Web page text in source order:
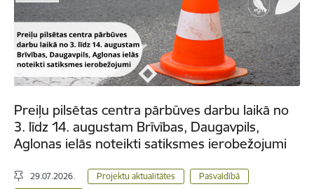
Preiļu pilsētas centra pārbūves darbu laikā no
3. līdz 14. augustam Brīvības, Daugavpils,
Aglonas ielās noteikti satiksmes ierobežojumi
29.07.2026. Projektu aktualitātes
Pašvaldībā